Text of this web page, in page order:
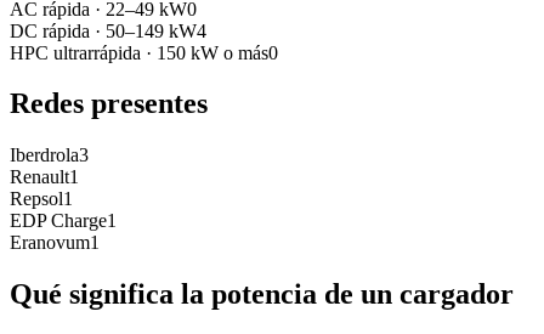
AC rápida · 22–49 kW0
DC rápida · 50–149 kW4
HPC ultrarrápida · 150 kW o más0
Redes presentes
Iberdrola3
Renault1
Repsol1
EDP Charge1
Eranovum1
Qué significa la potencia de un cargador